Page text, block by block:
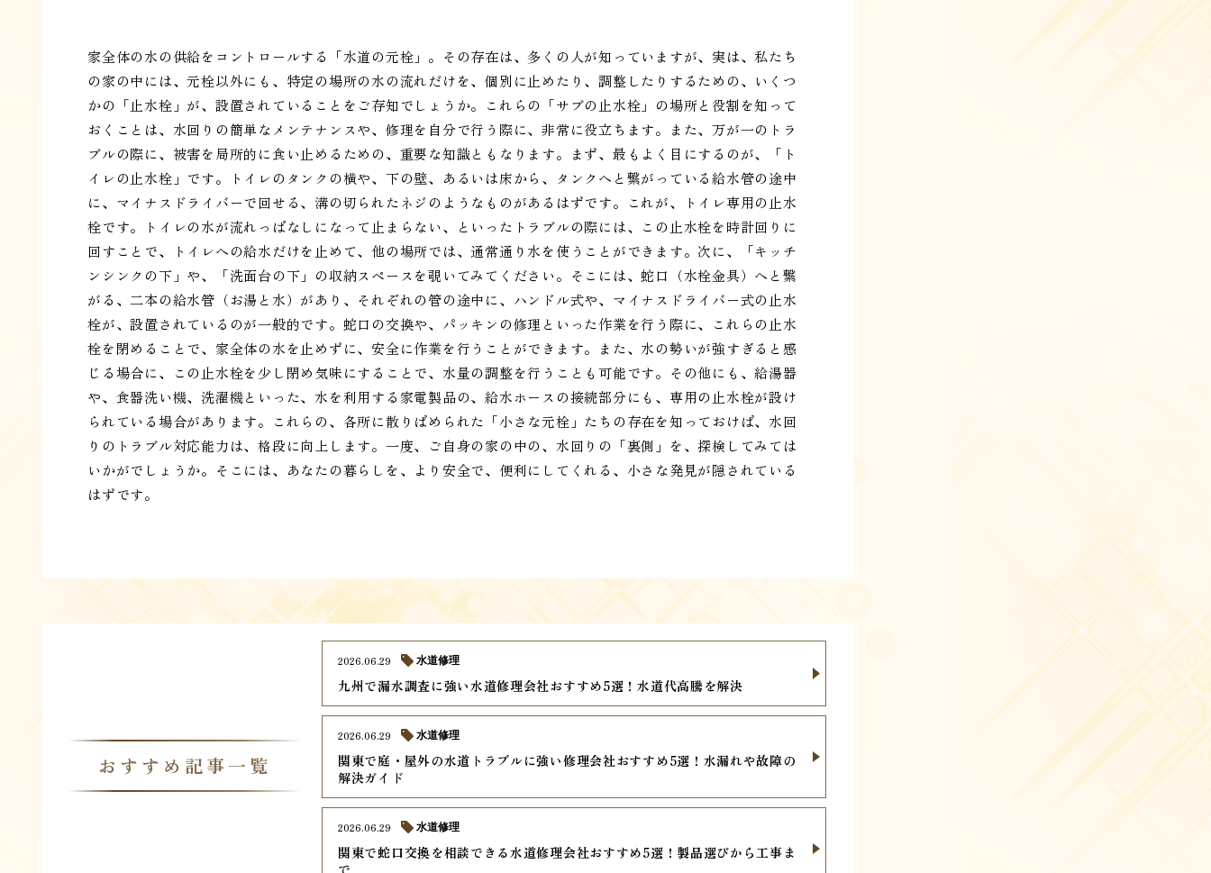
家全体の水の供給をコントロールする「水道の元栓」。その存在は、多くの人が知っていますが、実は、私たち
の家の中には、元栓以外にも、特定の場所の水の流れだけを、個別に止めたり、調整したりするための、いくつ
かの「止水栓」が、設置されていることをご存知でしょうか。これらの「サブの止水栓」の場所と役割を知って
おくことは、水回りの簡単なメンテナンスや、修理を自分で行う際に、非常に役立ちます。また、万が一のトラ
ブルの際に、被害を局所的に食い止めるための、重要な知識ともなります。まず、最もよく目にするのが、「ト
イレの止水栓」です。トイレのタンクの横や、下の壁、あるいは床から、タンクへと繋がっている給水管の途中
に、マイナスドライバーで回せる、溝の切られたネジのようなものがあるはずです。これが、トイレ専用の止水
栓です。トイレの水が流れっぱなしになって止まらない、といったトラブルの際には、この止水栓を時計回りに
回すことで、トイレへの給水だけを止めて、他の場所では、通常通り水を使うことができます。次に、「キッチ
ンシンクの下」や、「洗面台の下」の収納スペースを覗いてみてください。そこには、蛇口（水栓金具）へと繋
がる、二本の給水管（お湯と水）があり、それぞれの管の途中に、ハンドル式や、マイナスドライバー式の止水
栓が、設置されているのが一般的です。蛇口の交換や、パッキンの修理といった作業を行う際に、これらの止水
栓を閉めることで、家全体の水を止めずに、安全に作業を行うことができます。また、水の勢いが強すぎると感
じる場合に、この止水栓を少し閉め気味にすることで、水量の調整を行うことも可能です。その他にも、給湯器
や、食器洗い機、洗濯機といった、水を利用する家電製品の、給水ホースの接続部分にも、専用の止水栓が設け
られている場合があります。これらの、各所に散りばめられた「小さな元栓」たちの存在を知っておけば、水回
りのトラブル対応能力は、格段に向上します。一度、ご自身の家の中の、水回りの「裏側」を、探検してみては
いかがでしょうか。そこには、あなたの暮らしを、より安全で、便利にしてくれる、小さな発見が隠されている
はずです。
おすすめ記事一覧
九州で漏水調査に強い水道修理会社おすすめ5選！水道代高騰を解決
2026.06.29 水道修理
関東で庭・屋外の水道トラブルに強い修理会社おすすめ5選！水漏れや故障の
解決ガイド
2026.06.29 水道修理
関東で蛇口交換を相談できる水道修理会社おすすめ5選！製品選びから工事ま
で
2026.06.29 水道修理